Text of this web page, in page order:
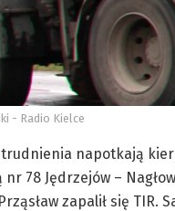
- Radio Kielce
napotkają
78 Jędrzejów –
zapalił się TIR.